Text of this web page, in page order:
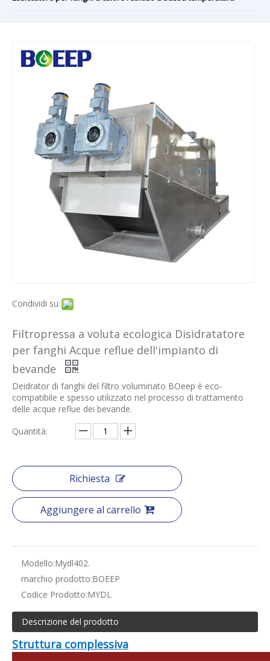
Condividi su:
Filtropressa a voluta ecologica Disidratatore
per fanghi Acque reflue dell'impianto di
bevande
Deidrator di fanghi del filtro voluminato BOeep è eco-
compatibile e spesso utilizzato nel processo di trattamento
delle acque reflue dei bevande.
Quantità:
Richiesta
Aggiungere al carrello
Modello:Mydl402.
marchio prodotto:BOEEP
Codice Prodotto:MYDL
Descrizione del prodotto
Struttura complessiva